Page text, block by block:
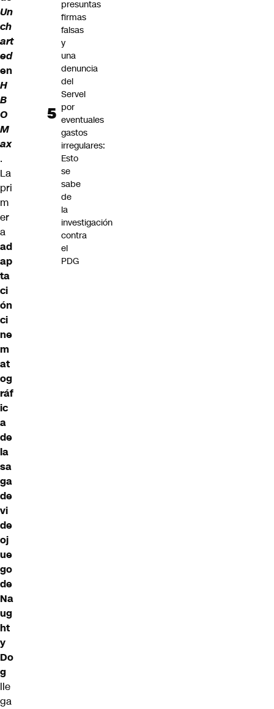
Un
ch
art
ed
en
H
B
O
M
ax
.
La
pri
m
er
a
ad
ap
ta
ci
ón
ci
ne
m
at
og
ráf
ic
a
de
la
sa
ga
de
vi
de
oj
ue
go
de
Na
ug
ht
y
Do
g
lle
ga
presuntas
firmas
falsas
y
una
denuncia
del
Servel
por
eventuales
gastos
irregulares:
Esto
se
sabe
de
la
investigación
contra
el
PDG